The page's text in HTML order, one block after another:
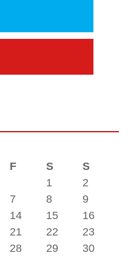
F S
S
1
2
7 8
9
14 15
16
21 22
23
28 29
30